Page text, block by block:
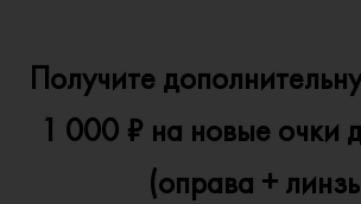
Получите
1 000 ₽ на новые очки
(оправа +